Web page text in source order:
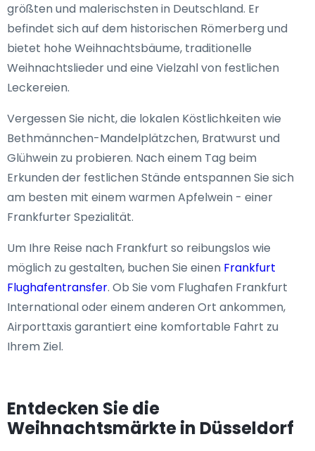
größten und malerischsten in Deutschland. Er
befindet sich auf dem historischen Römerberg und
bietet hohe Weihnachtsbäume, traditionelle
Weihnachtslieder und eine Vielzahl von festlichen
Leckereien.
Vergessen Sie nicht, die lokalen Köstlichkeiten wie
Bethmännchen-Mandelplätzchen, Bratwurst und
Glühwein zu probieren. Nach einem Tag beim
Erkunden der festlichen Stände entspannen Sie sich
am besten mit einem warmen Apfelwein - einer
Frankfurter Spezialität.
Um Ihre Reise nach Frankfurt so reibungslos wie
möglich zu gestalten, buchen Sie einen Frankfurt
Flughafentransfer. Ob Sie vom Flughafen Frankfurt
International oder einem anderen Ort ankommen,
Airporttaxis garantiert eine komfortable Fahrt zu
Ihrem Ziel.
Entdecken Sie die
Weihnachtsmärkte in Düsseldorf